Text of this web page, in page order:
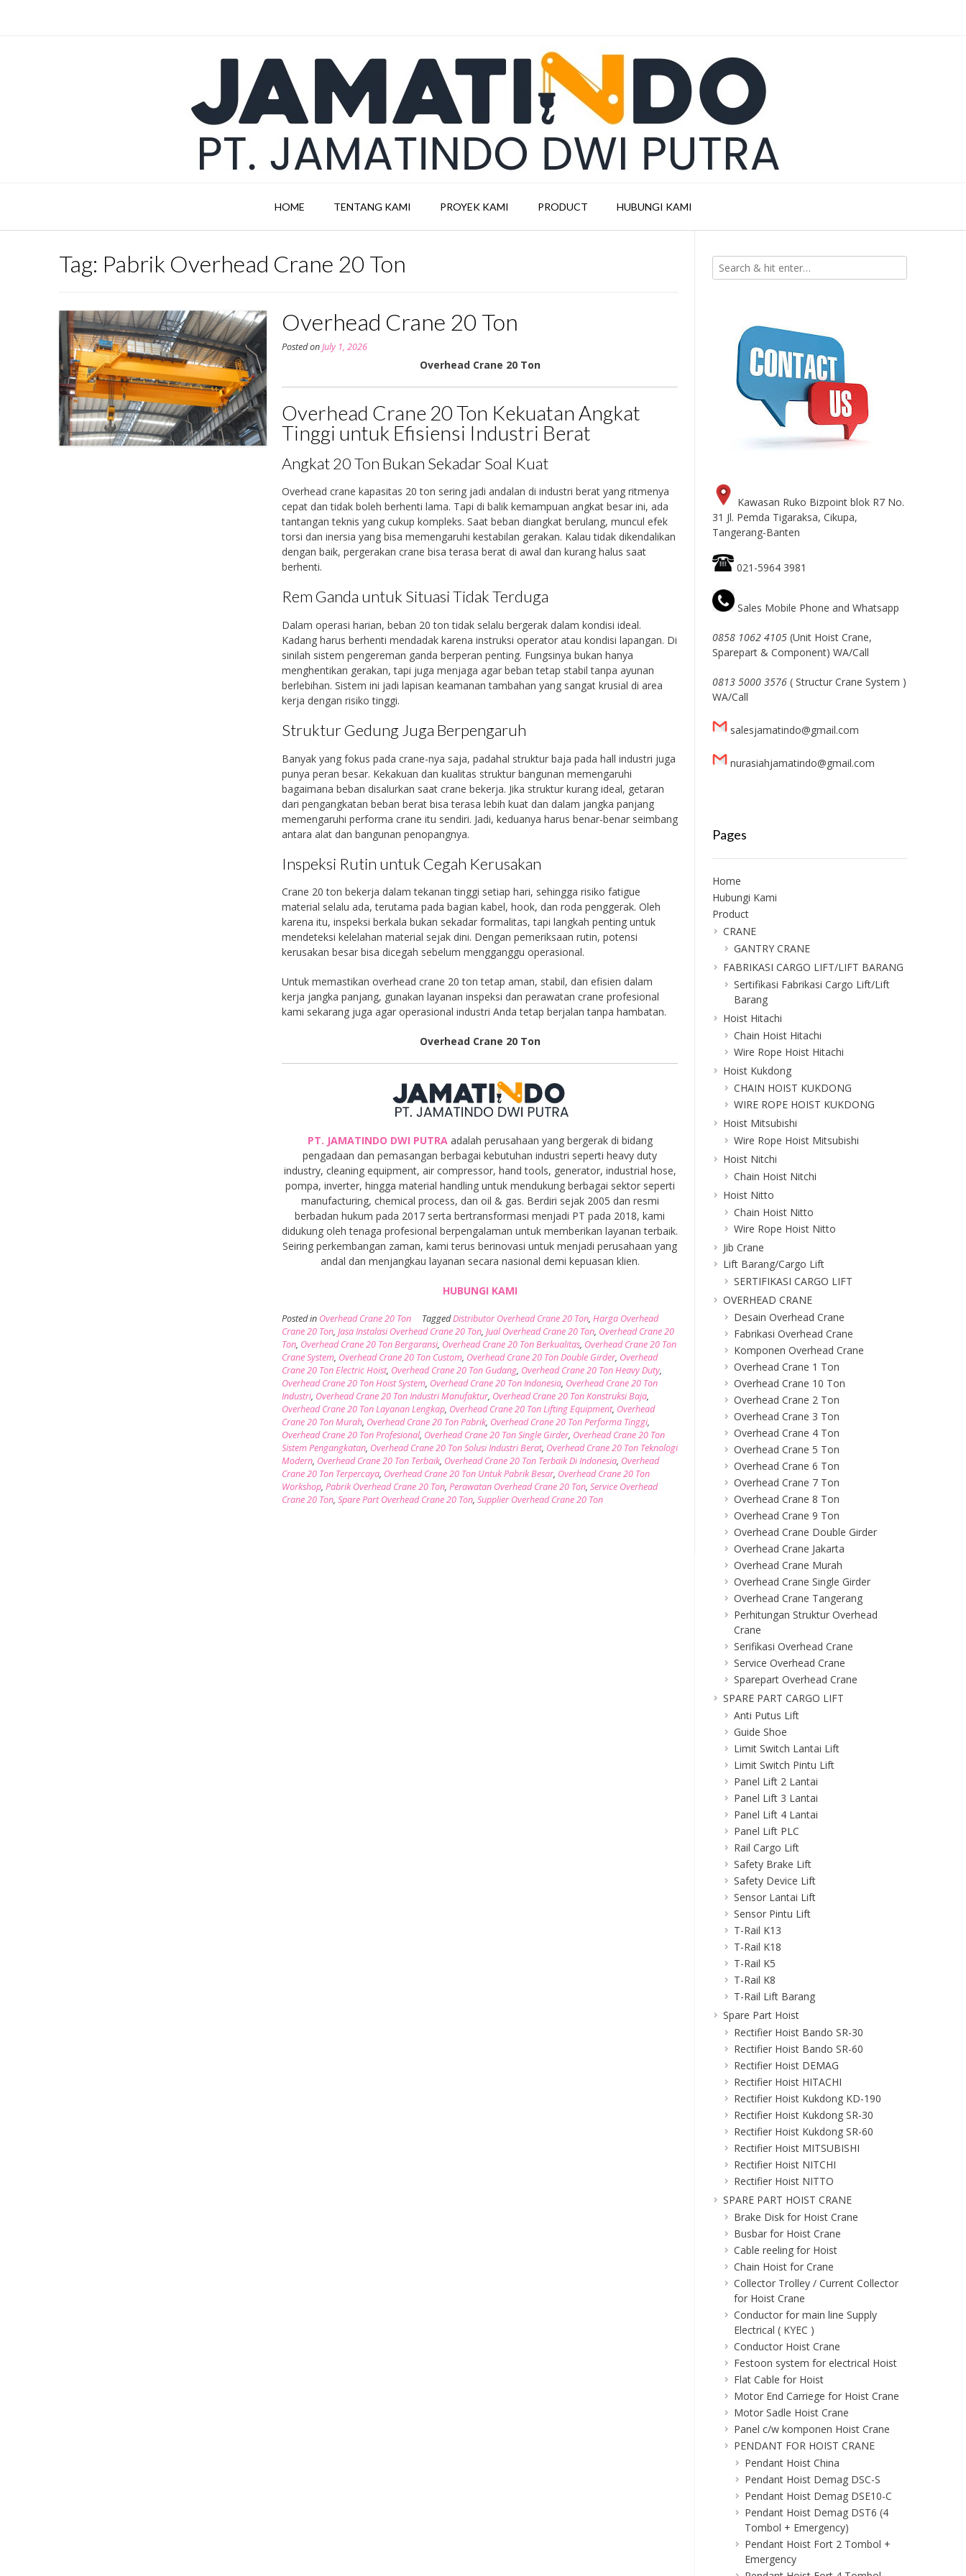
HOME TENTANG KAMI PROYEK KAMI PRODUCT HUBUNGI KAMI
Tag: Pabrik Overhead Crane 20 Ton
Overhead Crane 20 Ton
Posted onJuly 1, 2026
Overhead Crane 20 Ton
Overhead Crane 20 Ton Kekuatan Angkat
Tinggi untuk Efisiensi Industri Berat
Angkat 20 Ton Bukan Sekadar Soal Kuat
Overhead crane kapasitas 20 ton sering jadi andalan di industri berat yang ritmenya
cepat dan tidak boleh berhenti lama. Tapi di balik kemampuan angkat besar ini, ada
tantangan teknis yang cukup kompleks. Saat beban diangkat berulang, muncul efek
torsi dan inersia yang bisa memengaruhi kestabilan gerakan. Kalau tidak dikendalikan
dengan baik, pergerakan crane bisa terasa berat di awal dan kurang halus saat
berhenti.
Rem Ganda untuk Situasi Tidak Terduga
Dalam operasi harian, beban 20 ton tidak selalu bergerak dalam kondisi ideal.
Kadang harus berhenti mendadak karena instruksi operator atau kondisi lapangan. Di
sinilah sistem pengereman ganda berperan penting. Fungsinya bukan hanya
menghentikan gerakan, tapi juga menjaga agar beban tetap stabil tanpa ayunan
berlebihan. Sistem ini jadi lapisan keamanan tambahan yang sangat krusial di area
kerja dengan risiko tinggi.
Struktur Gedung Juga Berpengaruh
Banyak yang fokus pada crane-nya saja, padahal struktur baja pada hall industri juga
punya peran besar. Kekakuan dan kualitas struktur bangunan memengaruhi
bagaimana beban disalurkan saat crane bekerja. Jika struktur kurang ideal, getaran
dari pengangkatan beban berat bisa terasa lebih kuat dan dalam jangka panjang
memengaruhi performa crane itu sendiri. Jadi, keduanya harus benar-benar seimbang
antara alat dan bangunan penopangnya.
Inspeksi Rutin untuk Cegah Kerusakan
Crane 20 ton bekerja dalam tekanan tinggi setiap hari, sehingga risiko fatigue
material selalu ada, terutama pada bagian kabel, hook, dan roda penggerak. Oleh
karena itu, inspeksi berkala bukan sekadar formalitas, tapi langkah penting untuk
mendeteksi kelelahan material sejak dini. Dengan pemeriksaan rutin, potensi
kerusakan besar bisa dicegah sebelum mengganggu operasional.
Untuk memastikan overhead crane 20 ton tetap aman, stabil, dan efisien dalam
kerja jangka panjang, gunakan layanan inspeksi dan perawatan crane profesional
kami sekarang juga agar operasional industri Anda tetap berjalan tanpa hambatan.
Overhead Crane 20 Ton
PT. JAMATINDO DWI PUTRAadalah perusahaan yang bergerak di bidang
pengadaan dan pemasangan berbagai kebutuhan industri seperti heavy duty
industry, cleaning equipment, air compressor, hand tools, generator, industrial hose,
pompa, inverter, hingga material handling untuk mendukung berbagai sektor seperti
manufacturing, chemical process, dan oil & gas. Berdiri sejak 2005 dan resmi
berbadan hukum pada 2017 serta bertransformasi menjadi PT pada 2018, kami
didukung oleh tenaga profesional berpengalaman untuk memberikan layanan terbaik.
Seiring perkembangan zaman, kami terus berinovasi untuk menjadi perusahaan yang
andal dan menjangkau layanan secara nasional demi kepuasan klien.
HUBUNGI KAMI
Posted in Overhead Crane 20 Ton TaggedDistributor Overhead Crane 20 Ton,Harga Overhead
Crane 20 Ton,Jasa Instalasi Overhead Crane 20 Ton,Jual Overhead Crane 20 Ton, Overhead Crane 20
Ton, Overhead Crane 20 Ton Bergaransi, Overhead Crane 20 Ton Berkualitas, Overhead Crane 20 Ton
Crane System, Overhead Crane 20 Ton Custom, Overhead Crane 20 Ton Double Girder, Overhead
Crane 20 Ton Electric Hoist, Overhead Crane 20 Ton Gudang, Overhead Crane 20 Ton Heavy Duty,
Overhead Crane 20 Ton Hoist System, Overhead Crane 20 Ton Indonesia, Overhead Crane 20 Ton
Industri, Overhead Crane 20 Ton Industri Manufaktur, Overhead Crane 20 Ton Konstruksi Baja,
Overhead Crane 20 Ton Layanan Lengkap, Overhead Crane 20 Ton Lifting Equipment, Overhead
Crane 20 Ton Murah, Overhead Crane 20 Ton Pabrik, Overhead Crane 20 Ton Performa Tinggi,
Overhead Crane 20 Ton Profesional, Overhead Crane 20 Ton Single Girder, Overhead Crane 20 Ton
Sistem Pengangkatan, Overhead Crane 20 Ton Solusi Industri Berat, Overhead Crane 20 Ton Teknologi
Modern, Overhead Crane 20 Ton Terbaik, Overhead Crane 20 Ton Terbaik Di Indonesia, Overhead
Crane 20 Ton Terpercaya, Overhead Crane 20 Ton Untuk Pabrik Besar, Overhead Crane 20 Ton
Workshop,Pabrik Overhead Crane 20 Ton,Perawatan Overhead Crane 20 Ton,Service Overhead
Crane 20 Ton,Spare Part Overhead Crane 20 Ton,Supplier Overhead Crane 20 Ton
Kawasan Ruko Bizpoint blok R7 No.
31 Jl. Pemda Tigaraksa, Cikupa,
Tangerang-Banten
021-5964 3981
Sales Mobile Phone and Whatsapp
0858 1062 4105(Unit Hoist Crane,
Sparepart & Component) WA/Call
0813 5000 3576( Structur Crane System )
WA/Call
salesjamatindo@gmail.com
nurasiahjamatindo@gmail.com
Pages
Home
Hubungi Kami
Product
CRANE
GANTRY CRANE
FABRIKASI CARGO LIFT/LIFT BARANG
Sertifikasi Fabrikasi Cargo Lift/Lift
Barang
Hoist Hitachi
Chain Hoist Hitachi
Wire Rope Hoist Hitachi
Hoist Kukdong
CHAIN HOIST KUKDONG
WIRE ROPE HOIST KUKDONG
Hoist Mitsubishi
Wire Rope Hoist Mitsubishi
Hoist Nitchi
Chain Hoist Nitchi
Hoist Nitto
Chain Hoist Nitto
Wire Rope Hoist Nitto
Jib Crane
Lift Barang/Cargo Lift
SERTIFIKASI CARGO LIFT
OVERHEAD CRANE
Desain Overhead Crane
Fabrikasi Overhead Crane
Komponen Overhead Crane
Overhead Crane 1 Ton
Overhead Crane 10 Ton
Overhead Crane 2 Ton
Overhead Crane 3 Ton
Overhead Crane 4 Ton
Overhead Crane 5 Ton
Overhead Crane 6 Ton
Overhead Crane 7 Ton
Overhead Crane 8 Ton
Overhead Crane 9 Ton
Overhead Crane Double Girder
Overhead Crane Jakarta
Overhead Crane Murah
Overhead Crane Single Girder
Overhead Crane Tangerang
Perhitungan Struktur Overhead
Crane
Serifikasi Overhead Crane
Service Overhead Crane
Sparepart Overhead Crane
SPARE PART CARGO LIFT
Anti Putus Lift
Guide Shoe
Limit Switch Lantai Lift
Limit Switch Pintu Lift
Panel Lift 2 Lantai
Panel Lift 3 Lantai
Panel Lift 4 Lantai
Panel Lift PLC
Rail Cargo Lift
Safety Brake Lift
Safety Device Lift
Sensor Lantai Lift
Sensor Pintu Lift
T-Rail K13
T-Rail K18
T-Rail K5
T-Rail K8
T-Rail Lift Barang
Spare Part Hoist
Rectifier Hoist Bando SR-30
Rectifier Hoist Bando SR-60
Rectifier Hoist DEMAG
Rectifier Hoist HITACHI
Rectifier Hoist Kukdong KD-190
Rectifier Hoist Kukdong SR-30
Rectifier Hoist Kukdong SR-60
Rectifier Hoist MITSUBISHI
Rectifier Hoist NITCHI
Rectifier Hoist NITTO
SPARE PART HOIST CRANE
Brake Disk for Hoist Crane
Busbar for Hoist Crane
Cable reeling for Hoist
Chain Hoist for Crane
Collector Trolley / Current Collector
for Hoist Crane
Conductor for main line Supply
Electrical ( KYEC )
Conductor Hoist Crane
Festoon system for electrical Hoist
Flat Cable for Hoist
Motor End Carriege for Hoist Crane
Motor Sadle Hoist Crane
Panel c/w komponen Hoist Crane
PENDANT FOR HOIST CRANE
Pendant Hoist China
Pendant Hoist Demag DSC-S
Pendant Hoist Demag DSE10-C
Pendant Hoist Demag DST6 (4
Tombol + Emergency)
Pendant Hoist Fort 2 Tombol +
Emergency